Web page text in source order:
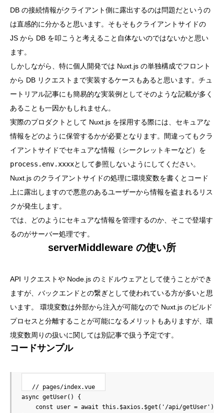
DB の接続情報がクライアント側に露出するのは問題だというの
は直感的に分かると思います。そもそもクライアントサイドの
JS から DB を叩こうと考えること自体ないのではないかと思い
ます。
しかしながら、特に個人開発では Nuxt.js の単独構成でフロント
から DB リクエストまで実装するケースもあると思います。チュ
ートリアル記事にも簡易的な実装例としてそのような記載が多く
あることも一因かもしれません。
実際のプロダクトとして Nuxt.js を採用する際には、セキュアな
情報をどのように保管するかが必要となります。間違ってもクラ
イアントサイドでセキュアな情報（シークレットキーなど）を
process.env.xxxxとして参照しないようにしてください。
Nuxt.js のクライアントサイドの処理に環境変数を書くとコード
上に露出しますので悪意のあるユーザーから情報を盗まれるリス
クが発生します。
では、どのようにセキュアな情報を管理するのか、そこで登場す
るのがサーバー処理です。
serverMiddleware の使い所
API リクエストや Node.js のミドルウェアとして使うことができ
ますが、バックエンドとの繋ぎとして使われている方が多いと思
います。 環境変数は外部から注入が可能なので Nuxt.js のビルド
プロセスと分離することが可能になるメリットもありますが、環
境変数周りの扱いに関しては別記事で扱う予定です。
コードサンプル
// pages/index.vue
async getUser( )
{
const user = await this . $axios . $get ( '/api/getUser' )